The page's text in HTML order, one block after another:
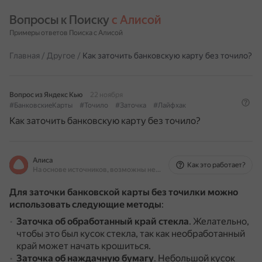
Вопросы к Поиску с Алисой
Примеры ответов Поиска с Алисой
Главная / Другое / Как заточить банковскую карту без точило?
Вопрос из Яндекс Кью
22 ноября
#БанковскиеКарты
#Точило #Заточка #Лайфхак
Как заточить банковскую карту без точило?
Алиса
На основе источников, возможны неточности
Как это работает?
Для заточки банковской карты без точилки можно
использовать следующие методы:
Заточка об обработанный край стекла. Желательно,
чтобы это был кусок стекла, так как необработанный
край может начать крошиться.
Заточка об наждачную бумагу. Небольшой кусок